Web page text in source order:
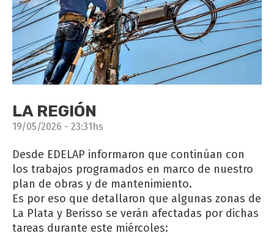
LA REGIÓN
19/05/2026 - 23:31hs
Desde EDELAP informaron que continúan con
los trabajos programados en marco de nuestro
plan de obras y de mantenimiento.
Es por eso que detallaron que algunas zonas de
La Plata y Berisso se verán afectadas por dichas
tareas durante este miércoles: